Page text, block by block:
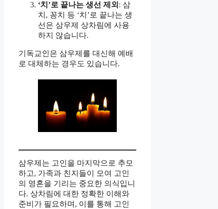
‘치’로 끝나는 생선 제외 : 삼
치, 꽁치 등 ‘치’로 끝나는 생
선은 삼우제 상차림에 사용
하지 않습니다.
기독교인은 삼우제를 대신해 예배
로 대체하는 경우도 있습니다.
삼우제는 고인을 마지막으로 추모
하고, 가족과 친지들이 모여 고인
의 영혼을 기리는 중요한 의식입니
다. 상차림에 대한 정확한 이해와
준비가 필요하며, 이를 통해 고인